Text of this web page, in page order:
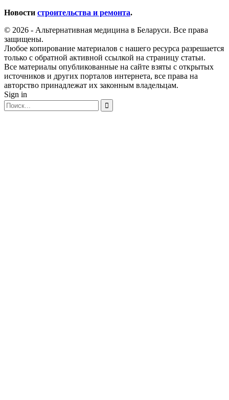
Новости строительства и ремонта.
© 2026 - Альтернативная медицина в Беларуси. Все права
защищены.
Любое копирование материалов с нашего ресурса разрешается
только с обратной активной ссылкой на страницу статьи.
Все материалы опубликованные на сайте взяты с открытых
источников и других порталов интернета, все права на
авторство принадлежат их законным владельцам.
Sign in